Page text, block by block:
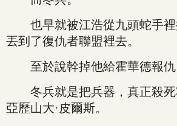
也早就被江浩從九頭蛇手裡
丟到了復仇者聯盟裡去。
至於說幹掉他給霍華德報仇
冬兵就是把兵器，真正殺死
亞歷山大·皮爾斯。